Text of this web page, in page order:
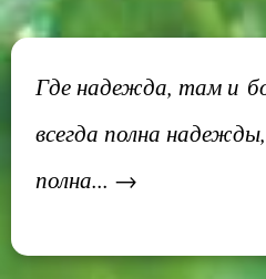
Где надежда, там и
всегда полна
полна... →